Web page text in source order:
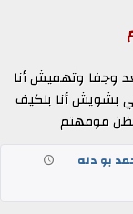
وجفا وتهميش أنا
بشويش أنا بلكيف
مومهتم
بو دله